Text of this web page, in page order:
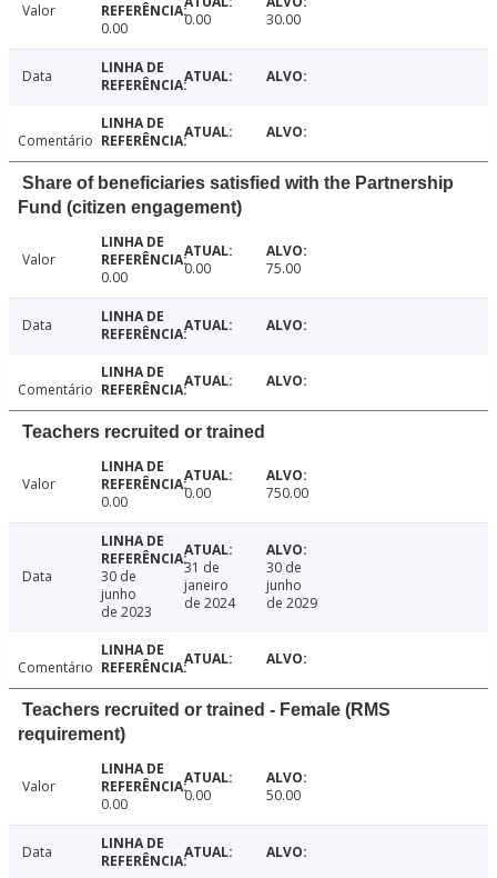
Valor
0.00
0.00 30.00
Data
Comentário
Share of beneficiaries satisfied with the Partnership
Fund (citizen engagement)
Valor
0.00
0.00 75.00
Data
Comentário
Teachers recruited or trained
Valor
0.00
0.00 750.00
Data
30 de
junho
de 2023
31 de
janeiro
de 2024
30 de
junho
de 2029
Comentário
Teachers recruited or trained - Female (RMS
requirement)
Valor
0.00
0.00 50.00
Data